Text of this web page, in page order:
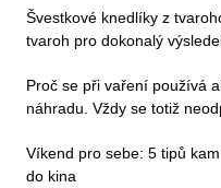
Švestkové knedlíky z
tvaroh pro dokonalý
Proč se při vaření používá
náhradu. Vždy se totiž
Víkend pro sebe: 5 tipů
do kina